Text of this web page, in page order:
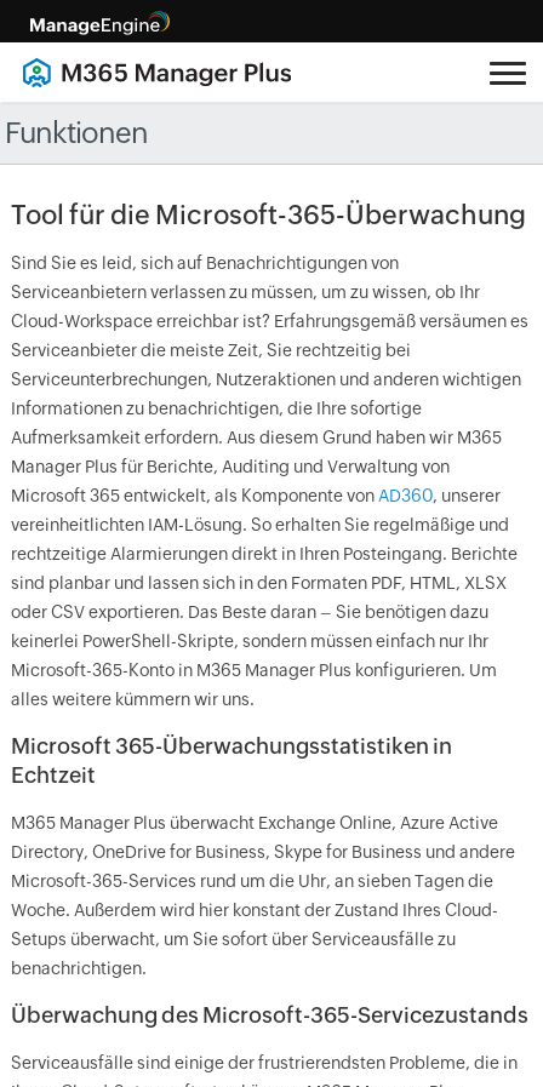
Funktionen
Tool für die Microsoft-365-Überwachung
Sind Sie es leid, sich auf Benachrichtigungen von
Serviceanbietern verlassen zu müssen, um zu wissen, ob Ihr
Cloud-Workspace erreichbar ist? Erfahrungsgemäß versäumen es
Serviceanbieter die meiste Zeit, Sie rechtzeitig bei
Serviceunterbrechungen, Nutzeraktionen und anderen wichtigen
Informationen zu benachrichtigen, die Ihre sofortige
Aufmerksamkeit erfordern. Aus diesem Grund haben wir M365
Manager Plus für Berichte, Auditing und Verwaltung von
Microsoft 365 entwickelt, als Komponente von AD360, unserer
vereinheitlichten IAM-Lösung. So erhalten Sie regelmäßige und
rechtzeitige Alarmierungen direkt in Ihren Posteingang. Berichte
sind planbar und lassen sich in den Formaten PDF, HTML, XLSX
oder CSV exportieren. Das Beste daran – Sie benötigen dazu
keinerlei PowerShell-Skripte, sondern müssen einfach nur Ihr
Microsoft-365-Konto in M365 Manager Plus konfigurieren. Um
alles weitere kümmern wir uns.
Microsoft 365-Überwachungsstatistiken in
Echtzeit
M365 Manager Plus überwacht Exchange Online, Azure Active
Directory, OneDrive for Business, Skype for Business und andere
Microsoft-365-Services rund um die Uhr, an sieben Tagen die
Woche. Außerdem wird hier konstant der Zustand Ihres Cloud-
Setups überwacht, um Sie sofort über Serviceausfälle zu
benachrichtigen.
Überwachung des Microsoft-365-Servicezustands
Serviceausfälle sind einige der frustrierendsten Probleme, die in